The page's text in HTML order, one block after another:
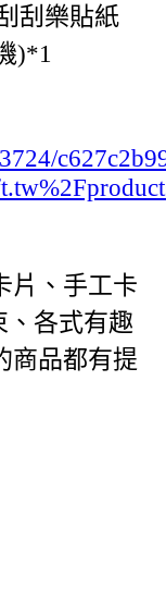
刮樂貼紙
)*1
片、手工卡
、各式有趣
商品都有提